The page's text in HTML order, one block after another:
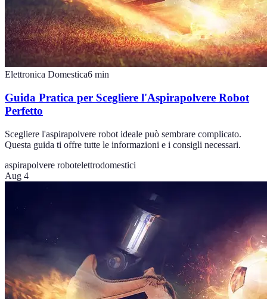
Elettronica Domestica6 min
Guida Pratica per Scegliere l'Aspirapolvere Robot
Perfetto
Scegliere l'aspirapolvere robot ideale può sembrare complicato.
Questa guida ti offre tutte le informazioni e i consigli necessari.
aspirapolvere robotelettrodomestici
Aug 4